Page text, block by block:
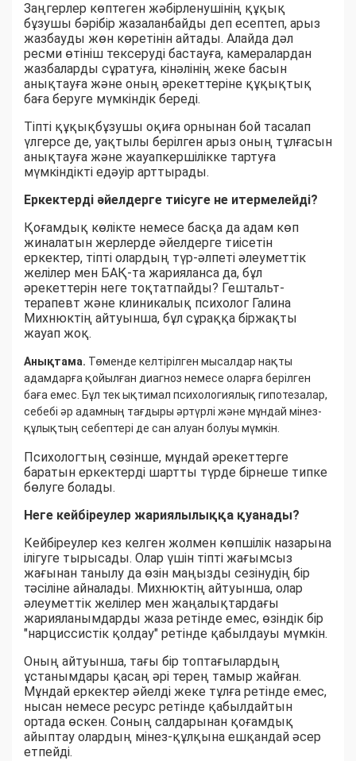
Заңгерлер көптеген жәбірленушінің құқық
бұзушы бәрібір жазаланбайды деп есептеп, арыз
жазбауды жөн көретінін айтады. Алайда дәл
ресми өтініш тексеруді бастауға, камералардан
жазбаларды сұратуға, кінәлінің жеке басын
анықтауға және оның әрекеттеріне құқықтық
баға беруге мүмкіндік береді.
Тіпті құқықбұзушы оқиға орнынан бой тасалап
үлгерсе де, уақтылы берілген арыз оның тұлғасын
анықтауға және жауапкершілікке тартуға
мүмкіндікті едәуір арттырады.
Еркектерді әйелдерге тиісуге не итермелейді?
Қоғамдық көлікте немесе басқа да адам көп
жиналатын жерлерде әйелдерге тиісетін
еркектер, тіпті олардың түр-әлпеті әлеуметтік
желілер мен БАҚ-та жарияланса да, бұл
әрекеттерін неге тоқтатпайды? Гештальт-
терапевт және клиникалық психолог Галина
Михнюктің айтуынша, бұл сұраққа біржақты
жауап жоқ.
Анықтама. Төменде келтірілген мысалдар нақты
адамдарға қойылған диагноз немесе оларға берілген
баға емес. Бұл тек ықтимал психологиялық гипотезалар,
себебі әр адамның тағдыры әртүрлі және мұндай мінез-
құлықтың себептері де сан алуан болуы мүмкін.
Психологтың сөзінше, мұндай әрекеттерге
баратын еркектерді шартты түрде бірнеше типке
бөлуге болады.
Неге кейбіреулер жариялылыққа қуанады?
Кейбіреулер кез келген жолмен көпшілік назарына
ілігуге тырысады. Олар үшін тіпті жағымсыз
жағынан танылу да өзін маңызды сезінудің бір
тәсіліне айналады. Михнюктің айтуынша, олар
әлеуметтік желілер мен жаңалықтардағы
жарияланымдарды жаза ретінде емес, өзіндік бір
"нарциссистік қолдау" ретінде қабылдауы мүмкін.
Оның айтуынша, тағы бір топтағылардың
ұстанымдары қасаң әрі терең тамыр жайған.
Мұндай еркектер әйелді жеке тұлға ретінде емес,
нысан немесе ресурс ретінде қабылдайтын
ортада өскен. Соның салдарынан қоғамдық
айыптау олардың мінез-құлқына ешқандай әсер
етпейді.